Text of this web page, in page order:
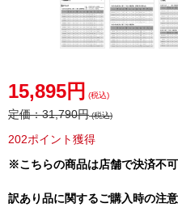
15,895円 (税込)
定価：31,790円(税込)
202ポイント獲得
※こちらの商品は店舗で決済不可
訳あり品に関するご購入時の注